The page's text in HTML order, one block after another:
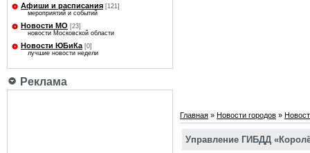
Афиши и расписания [121]
мероприятий и событий
Новости МО [23]
новости Московской области
Новости ЮБиКа [0]
лучшие новости недели
Реклама
Главная » Новости городов »
Управление ГИБДД